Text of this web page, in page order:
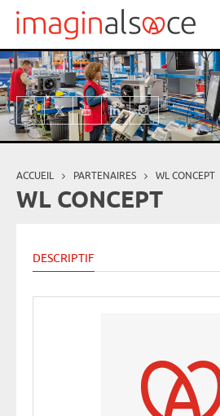
Aller au contenu principal
Vous êtes ici
ACCUEIL PARTENAIRES WL CONCEPT
WL CONCEPT
DESCRIPTIF
Panneau de gestion des cookies